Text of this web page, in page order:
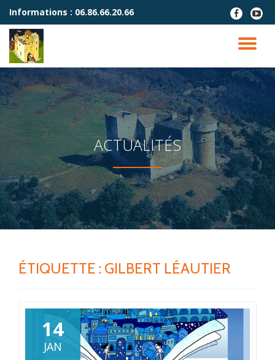
Aller
contenu
Informations : 06.86.66.20.66
fa-
facebook
fa-
play
LA
ACTUALITÉS
ÉTIQUETTE : GILBERT LÉAUTIER
14
JAN